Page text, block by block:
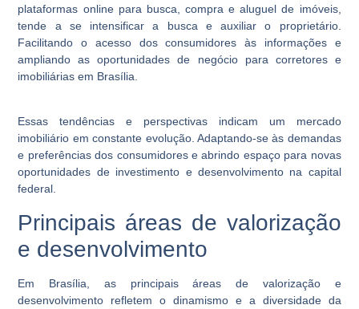
plataformas online para busca, compra e aluguel de imóveis,
tende a se intensificar a busca e auxiliar o proprietário.
Facilitando o acesso dos consumidores às informações e
ampliando as oportunidades de negócio para corretores e
imobiliárias em Brasília.
Essas tendências e perspectivas indicam um mercado
imobiliário em constante evolução. Adaptando-se às demandas
e preferências dos consumidores e abrindo espaço para novas
oportunidades de investimento e desenvolvimento na capital
federal.
Principais áreas de valorização
e desenvolvimento
Em Brasília, as principais áreas de valorização e
desenvolvimento refletem o dinamismo e a diversidade da